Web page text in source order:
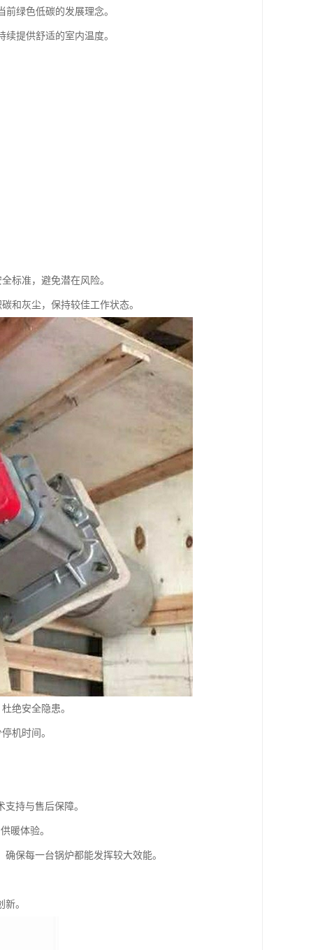
绿色低碳的发展理念。
提供舒适的室内温度。
标准，避免潜在风险。
和灰尘，保持较佳工作状态。
绝安全隐患。
机时间。
持与售后保障。
暖体验。
保每一台锅炉都能发挥较大效能。
。